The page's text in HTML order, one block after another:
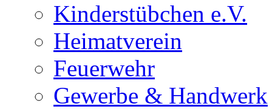
Kinderstübchen e.V.
Heimatverein
Feuerwehr
Gewerbe & Handwerk